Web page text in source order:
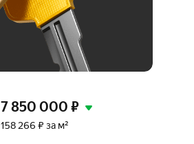
7 850 000 ₽
158 266 ₽ за м²